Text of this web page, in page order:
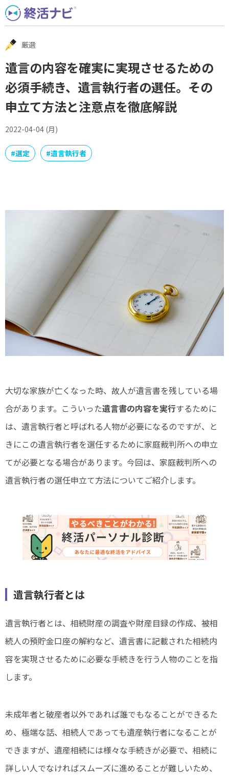
Skip
to
content
厳選
遺言の内容を確実に実現させるための
必須手続き、遺言執行者の選任。その
申立て方法と注意点を徹底解説
2022-04-04 (月)
#選定 #遺言執行者
大切な家族が亡くなった時、故人が遺言書を残している場
合があります。こういった遺言書の内容を実行するために
は、遺言執行者と呼ばれる人物が必要になるのですが、と
きにこの遺言執行者を選任するために家庭裁判所への申立
てが必要となる場合があります。今回は、家庭裁判所への
遺言執行者の選任申立て方法についてご紹介します。
遺言執行者とは
遺言執行者とは、相続財産の調査や財産目録の作成、被相
続人の預貯金口座の解約など、遺言書に記載された相続内
容を実現させるために必要な手続きを行う人物のことを指
します。
未成年者と破産者以外であれば誰でもなることができるた
め、極端な話、相続人であっても遺産執行者になることが
できますが、遺産相続には様々な手続きが必要で、相続に
詳しい人でなければスムーズに進めることが難しいため、